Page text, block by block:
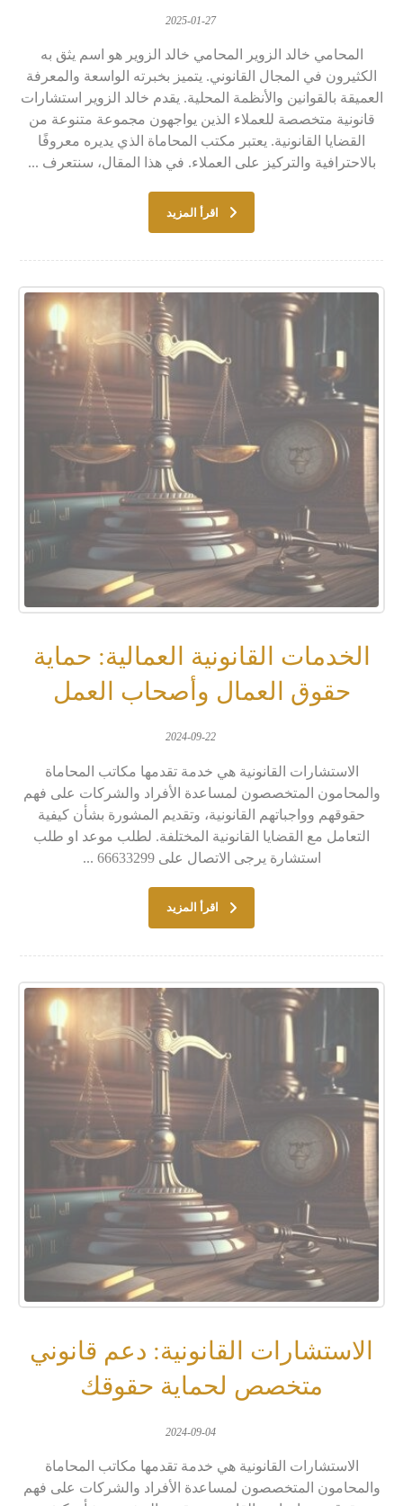
2025-01-27
المحامي خالد الزوير المحامي خالد الزوير هو اسم يثق به
الكثيرون في المجال القانوني. يتميز بخبرته الواسعة والمعرفة
العميقة بالقوانين والأنظمة المحلية. يقدم خالد الزوير استشارات
قانونية متخصصة للعملاء الذين يواجهون مجموعة متنوعة من
القضايا القانونية. يعتبر مكتب المحاماة الذي يديره معروفًا
بالاحترافية والتركيز على العملاء. في هذا المقال، سنتعرف ...
اقرأ المزيد
الخدمات القانونية العمالية: حماية
حقوق العمال وأصحاب العمل
2024-09-22
الاستشارات القانونية هي خدمة تقدمها مكاتب المحاماة
والمحامون المتخصصون لمساعدة الأفراد والشركات على فهم
حقوقهم وواجباتهم القانونية، وتقديم المشورة بشأن كيفية
التعامل مع القضايا القانونية المختلفة. لطلب موعد او طلب
استشارة يرجى الاتصال على 66633299 ...
اقرأ المزيد
الاستشارات القانونية: دعم قانوني
متخصص لحماية حقوقك
2024-09-04
الاستشارات القانونية هي خدمة تقدمها مكاتب المحاماة
والمحامون المتخصصون لمساعدة الأفراد والشركات على فهم